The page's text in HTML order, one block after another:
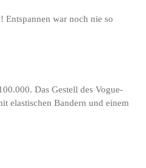
Entspannen war noch nie so
Das Gestell des Vogue-
elastischen Bandern und einem